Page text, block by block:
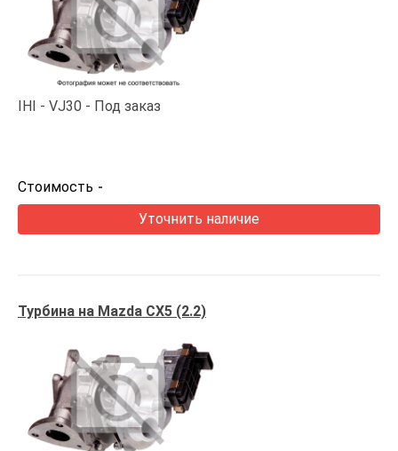
IHI VJ30 Под заказ
Стоимость -
Уточнить наличие
Турбина на Mazda CX5 (2.2)